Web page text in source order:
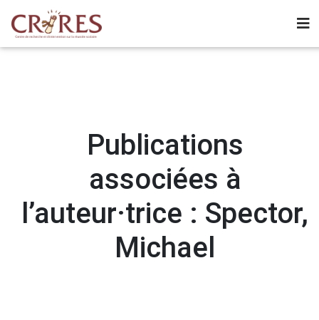
Publications
associées à
l’auteur·trice : Spector,
Michael